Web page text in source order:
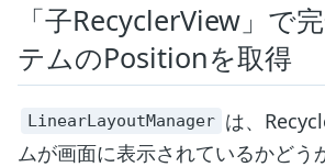
「子RecyclerView」で
テムのPositionを取得
LinearLayoutManager は、
ムが画面に表示されているかどう